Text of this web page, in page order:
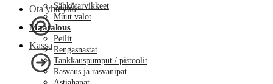
Ota yhteyttä
Kassa
Sähkötarvikkeet
Muut valot
Maatalous
Peilit
Rengasnastat
Tankkauspumput / pistoolit
Rasvaus ja rasvanipat